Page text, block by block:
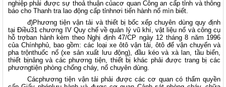
nghiệp phải được sự thoả thuận củacơ quan Công an cấp tỉnh và thông
báo cho Thanh tra lao động cấp tỉnhnơi tiến hành nổ mìn biết.
đ)Phương tiện vận tải và thiết bị bốc xếp chuyên dùng quy định
tại Điều31 chương IV Quy chế về quản lý vũ khí, vật liệu nổ và công cụ
hỗ trợban hành kèm theo Nghị định 47/CP ngày 12 tháng 8 năm 1996
của Chínhphủ, bao gồm: các loại xe ôtô vận tải, ôtô để vận chuyển và
pha trộnthuốc nổ (xe sản xuất lưu động), đầu kéo và xà lan, tầu biển,
thiết bịnâng và các phương tiện, thiết bị khác phải được trang bị các
phươngtiện phòng chống cháy, nổ chuyên dùng.
Cácphương tiện vận tải phải được các cơ quan có thẩm quyền